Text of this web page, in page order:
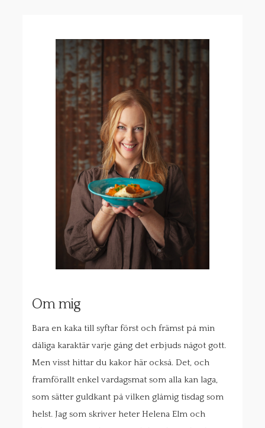
Om mig
Bara en kaka till syftar först och främst på min
dåliga karaktär varje gång det erbjuds något gott.
Men visst hittar du kakor här också. Det, och
framförallt enkel vardagsmat som alla kan laga,
som sätter guldkant på vilken glåmig tisdag som
helst. Jag som skriver heter Helena Elm och